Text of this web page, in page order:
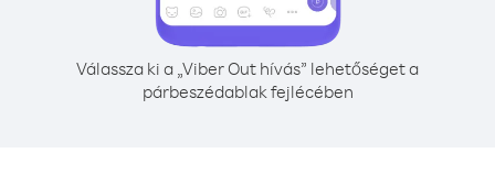
Válassza ki a „Viber Out hívás” lehetőséget a
párbeszédablak fejlécében